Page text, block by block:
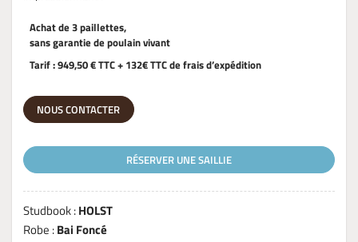
Achat de 3 paillettes,
sans garantie de poulain vivant
Tarif : 949,50 € TTC + 132€ TTC de frais d’expédition
NOUS CONTACTER
RÉSERVER UNE SAILLIE
Studbook :HOLST
Robe :Bai Foncé